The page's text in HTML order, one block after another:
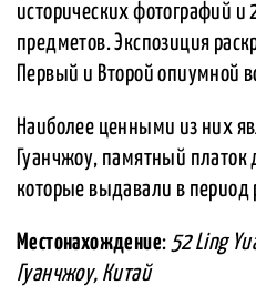
исторических фотографий
предметов. Экспозиция
Первый и Второй опиумной
Наиболее ценными из них
Гуанчжоу, памятный платок
которые выдавали в
Местонахождение: 52 Ling
Гуанчжоу, Китай